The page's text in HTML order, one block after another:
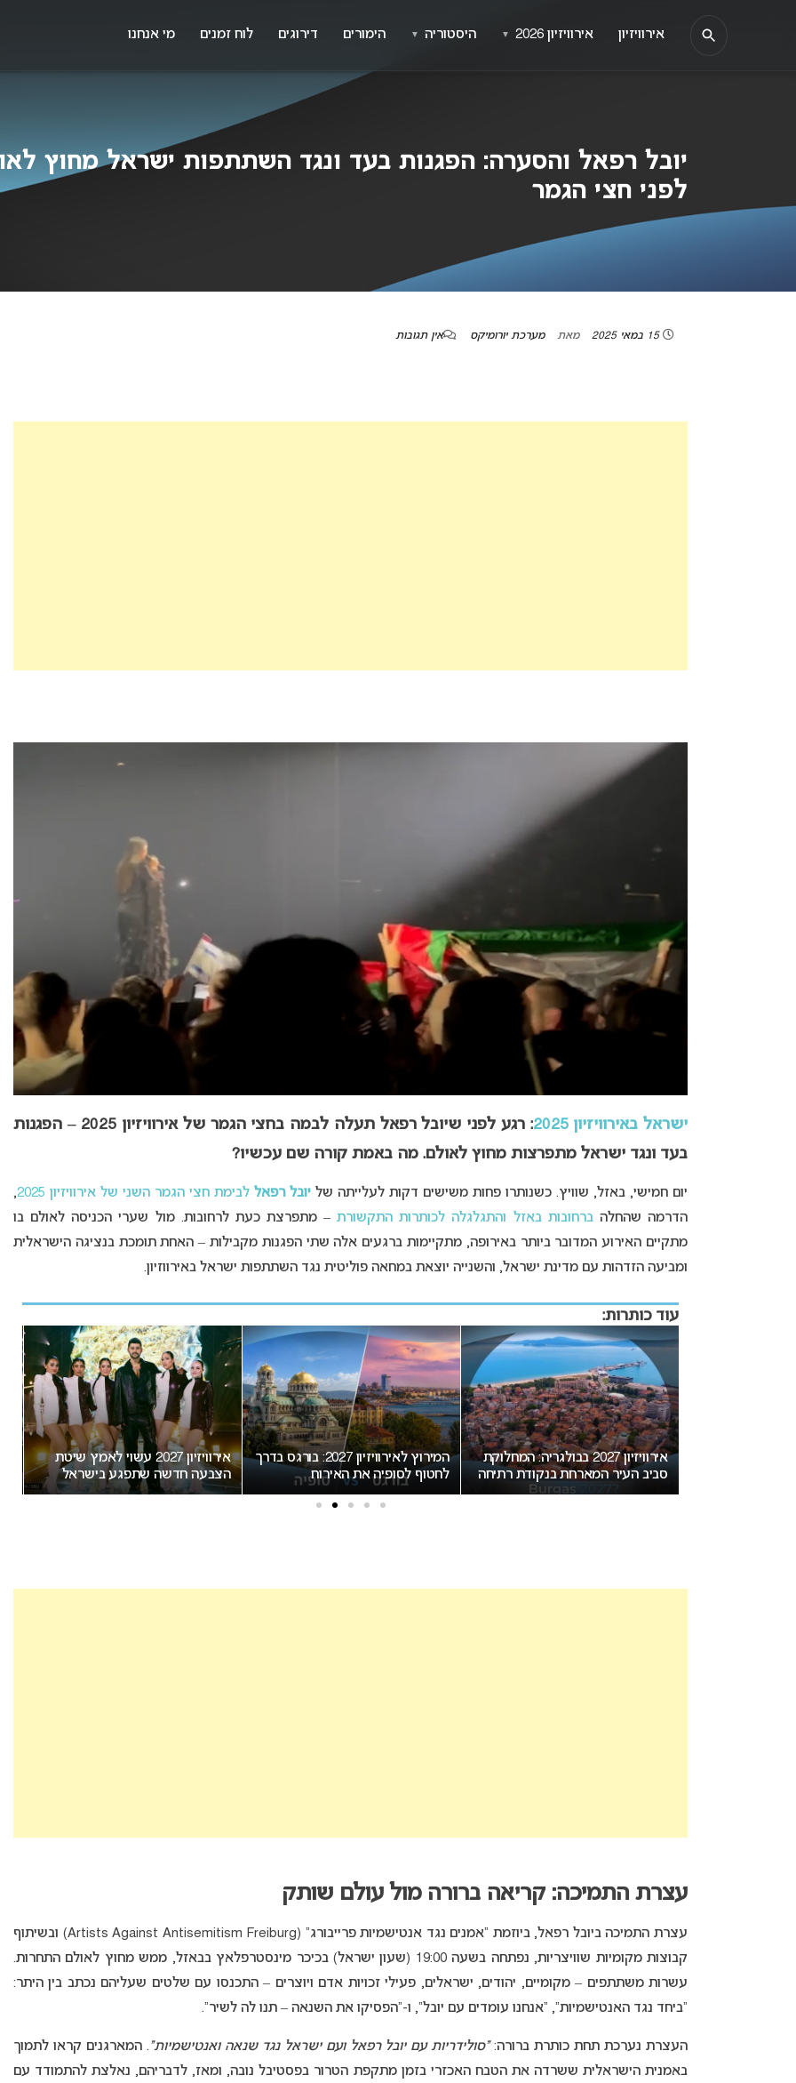
לפני חצי הגמר
15 במאי 2025 מאת מערכת יורומיקס אין תגובות
ישראל באירוויזיון 2025
: רגע לפני שיובל רפאל תעלה לבמה בחצי הגמר של אירוויזיון 2025 – הפגנות
בעד ונגד ישראל מתפרצות מחוץ לאולם. מה באמת קורה שם עכשיו?
יום חמישי, באזל, שוויץ. כשנותרו פחות משישים דקות לעלייתה של יובל רפאל לבימת חצי הגמר השני של אירוויזיון 2025
,
הדרמה שהחלהברחובות באזל והתגלגלה לכותרות התקשורת– מתפרצת כעת לרחובות. מול שערי הכניסה לאולם בו
מתקיים האירוע המדובר ביותר באירופה, מתקיימות ברגעים אלה שתי הפגנות מקבילות – האחת תומכת בנציגה הישראלית
ומביעה הזדהות עם מדינת ישראל, והשנייה יוצאת במחאה פוליטית נגד השתתפות ישראל באירווזיון.
עוד כותרות:
המירוץ לאירוויזיון 2027: בורגס בדרך
לחטוף לסופיה את האירוח
אירוויזיון 2027 עשוי לאמץ שיטת
הצבעה חדשה שתפגע בישראל
“אני צריכה לשתף אתכם במשהו
חשוב”: הכרזתה של זוכת האירוויזיון
מסעירה את הרשת
עצרת התמיכה: קריאה ברורה מול עולם שותק
עצרת התמיכה ביובל רפאל, ביוזמת “אמנים נגד אנטישמיות פרייבורג” (Artists Against Antisemitism Freiburg) ובשיתוף
קבוצות מקומיות שוויצריות, נפתחה בשעה 19:00 (שעון ישראל) בכיכר מינסטרפלאץ בבאזל, ממש מחוץ לאולם התחרות.
עשרות משתתפים – מקומיים, יהודים, ישראלים, פעילי זכויות אדם ויוצרים – התכנסו עם שלטים שעליהם נכתב בין היתר:
“ביחד נגד האנטישמיות”, “אנחנו עומדים עם יובל”, ו-“הפסיקו את השנאה – תנו לה לשיר”.
העצרת נערכת תחת כותרת ברורה:“סולידריות עם יובל רפאל ועם ישראל נגד שנאה ואנטישמיות”. המארגנים קראו לתמוך
באמנית הישראלית ששרדה את הטבח האכזרי בזמן מתקפת הטרור בפסטיבל נובה, ומאז, לדבריהם, נאלצת להתמודד עם
אירוויזיון אירוויזיון 2026 ▼ היסטוריה ▼ הימורים דירוגים לוח זמנים מי אנחנו